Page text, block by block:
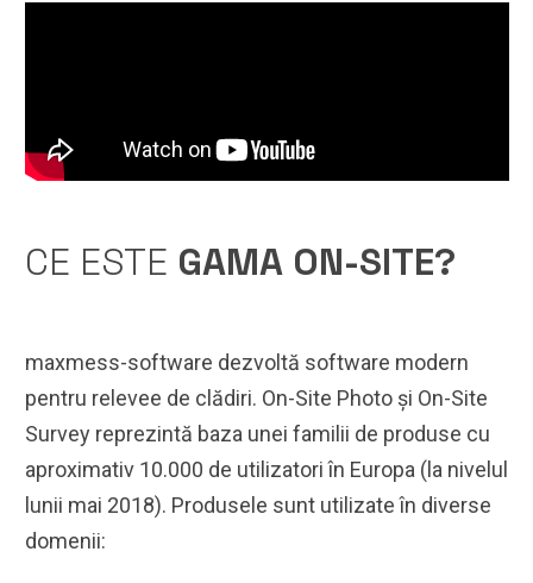
CE ESTE GAMA ON-SITE?
maxmess-software dezvoltă software modern
pentru relevee de clădiri. On-Site Photo și On-Site
Survey reprezintă baza unei familii de produse cu
aproximativ 10.000 de utilizatori în Europa (la nivelul
lunii mai 2018). Produsele sunt utilizate în diverse
domenii: